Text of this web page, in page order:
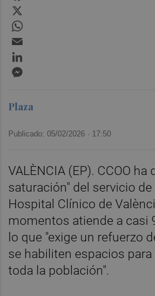
Plaza
Publicado: 05/02/2026 · 17:50
VALÈNCIA (EP). CCOO
saturación" del servicio de
Hospital Clínico de
momentos atiende a casi
lo que "exige un refuerzo
se habiliten espacios
toda la población".